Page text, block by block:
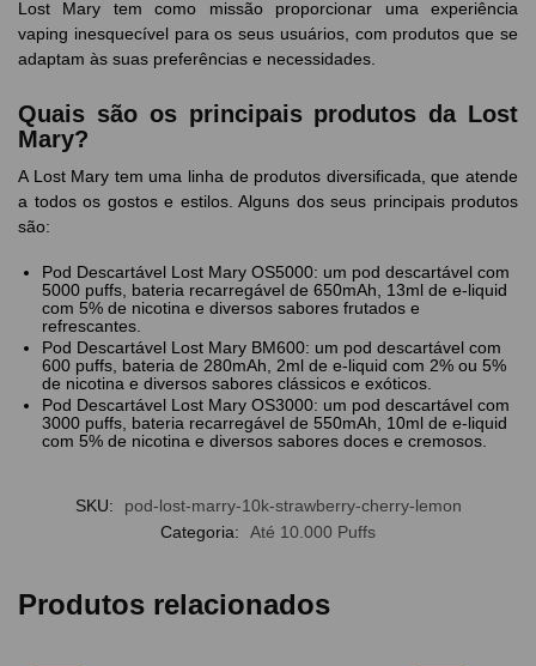
Lost Mary tem como missão proporcionar uma experiência
vaping inesquecível para os seus usuários, com produtos que se
adaptam às suas preferências e necessidades.
Quais são os principais produtos da Lost
Mary?
A Lost Mary tem uma linha de produtos diversificada, que atende
a todos os gostos e estilos. Alguns dos seus principais produtos
são:
Pod Descartável Lost Mary OS5000: um pod descartável com
5000 puffs, bateria recarregável de 650mAh, 13ml de e-liquid
com 5% de nicotina e diversos sabores frutados e
refrescantes.
Pod Descartável Lost Mary BM600: um pod descartável com
600 puffs, bateria de 280mAh, 2ml de e-liquid com 2% ou 5%
de nicotina e diversos sabores clássicos e exóticos.
Pod Descartável Lost Mary OS3000: um pod descartável com
3000 puffs, bateria recarregável de 550mAh, 10ml de e-liquid
com 5% de nicotina e diversos sabores doces e cremosos.
SKU:
pod-lost-marry-10k-strawberry-cherry-lemon
Categoria:
Até 10.000 Puffs
Produtos relacionados